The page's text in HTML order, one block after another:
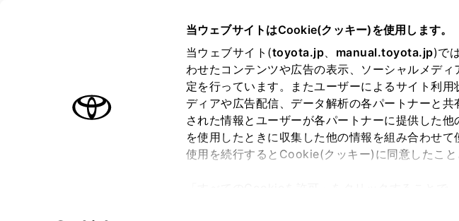
当ウェブサイトはCookie(クッキー)を使用します。
当ウェブサイト(toyota.jp、 manual.toyota.jp)で
わせたコンテンツや広告の表示、ソーシャルメデ
定を行っています。またユーザーによるサイト利
ディアや広告配信、データ解析の各パートナーと
された情報とユーザーが各パートナーに提供した
を使用したときに収集した他の情報を組み合わせ
使用を続行するとCookie(クッキー)に同意したこと
オーナーサポート トピックス